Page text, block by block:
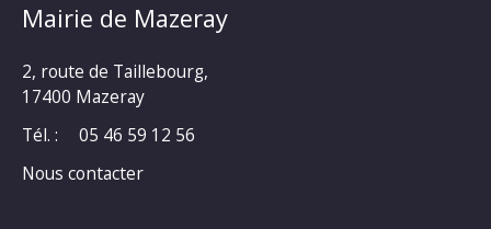
Mairie de Mazeray
2, route de Taillebourg,
17400 Mazeray
Tél. :
05 46 59 12 56
Nous contacter